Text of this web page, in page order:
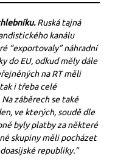
Ruská tajná
kanálu
“exportovaly” náhradní
do EU, odkud měly dále
na RT měli
i třeba celé
záběrech se také
ve kterých, soudě dle
byly platby za některé
skupiny měli pocházet
republiky.”